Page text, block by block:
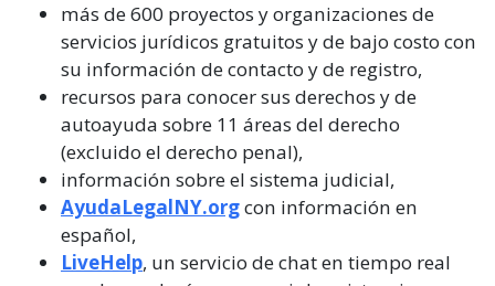
más de 600 proyectos y organizaciones de
servicios jurídicos gratuitos y de bajo costo con
su información de contacto y de registro,
recursos para conocer sus derechos y de
autoayuda sobre 11 áreas del derecho
(excluido el derecho penal),
información sobre el sistema judicial,
AyudaLegalNY.orgcon información en
español,
LiveHelp, un servicio de chat en tiempo real